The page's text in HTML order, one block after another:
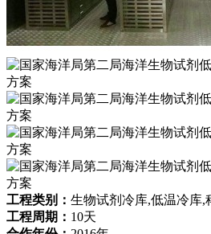
工程类别： 生物试剂冷库,低温冷库,
工程周期： 10天